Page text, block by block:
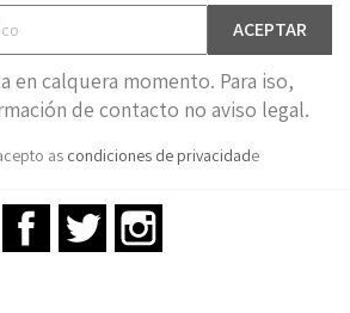
en calquera momento. Para iso,
de contacto no aviso legal.
as condiciones de privacidade
FacebookTwitter